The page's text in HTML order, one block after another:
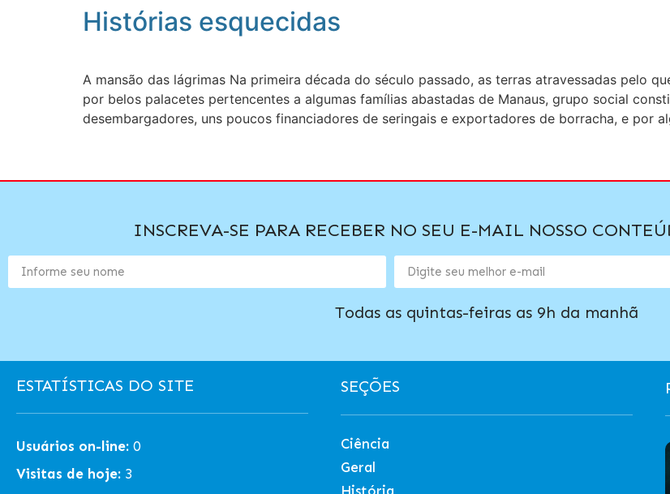
Histórias esquecidas
A mansão das lágrimas Na primeira década do século passado, as terras atravessadas pelo
por belos palacetes pertencentes a algumas famílias abastadas de Manaus, grupo social
desembargadores, uns poucos financiadores de seringais e exportadores de borracha, e por
INSCREVA-SE PARA RECEBER NO SEU E-MAIL NOSSO
Todas as quintas-feiras as 9h da manhã
ESTATÍSTICAS DO SITE
Usuários on-line: 0
Visitas de hoje: 3
SEÇÕES
Ciência
Geral
História